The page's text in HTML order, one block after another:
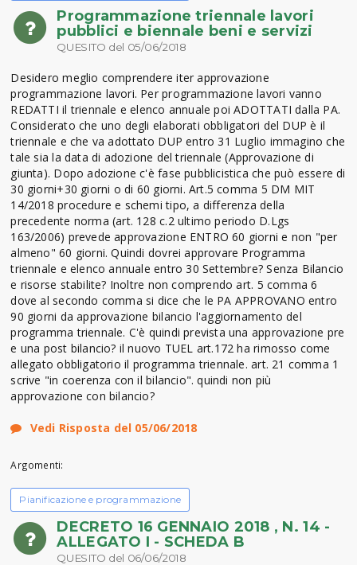
Programmazione triennale lavori
pubblici e biennale beni e servizi
QUESITO del 05/06/2018
Desidero meglio comprendere iter approvazione
programmazione lavori. Per programmazione lavori vanno
REDATTI il triennale e elenco annuale poi ADOTTATI dalla PA.
Considerato che uno degli elaborati obbligatori del DUP è il
triennale e che va adottato DUP entro 31 Luglio immagino che
tale sia la data di adozione del triennale (Approvazione di
giunta). Dopo adozione c'è fase pubblicistica che può essere di
30 giorni+30 giorni o di 60 giorni. Art.5 comma 5 DM MIT
14/2018 procedure e schemi tipo, a differenza della
precedente norma (art. 128 c.2 ultimo periodo D.Lgs
163/2006) prevede approvazione ENTRO 60 giorni e non "per
almeno" 60 giorni. Quindi dovrei approvare Programma
triennale e elenco annuale entro 30 Settembre? Senza Bilancio
e risorse stabilite? Inoltre non comprendo art. 5 comma 6
dove al secondo comma si dice che le PA APPROVANO entro
90 giorni da approvazione bilancio l'aggiornamento del
programma triennale. C'è quindi prevista una approvazione pre
e una post bilancio? il nuovo TUEL art.172 ha rimosso come
allegato obbligatorio il programma triennale. art. 21 comma 1
scrive "in coerenza con il bilancio". quindi non più
approvazione con bilancio?
Vedi Risposta del 05/06/2018
Argomenti:
Pianificazione e programmazione
DECRETO 16 GENNAIO 2018 , N. 14 -
ALLEGATO I - SCHEDA B
QUESITO del 06/06/2018